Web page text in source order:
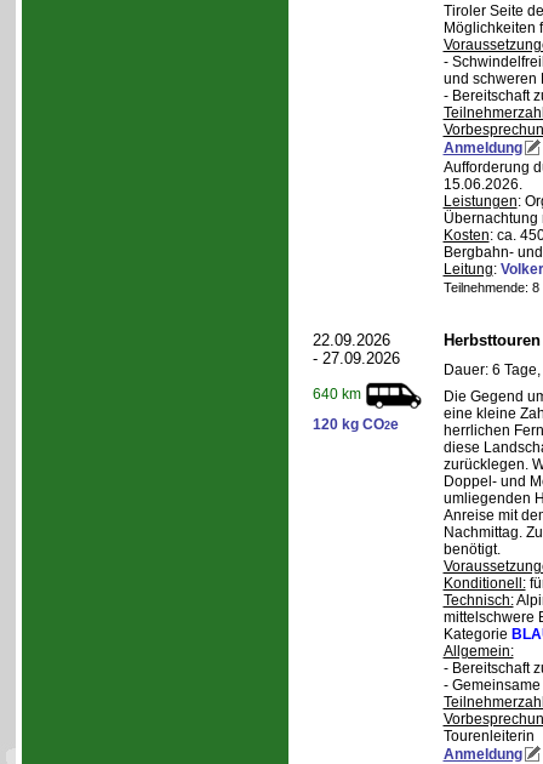
Tiroler Seite
Möglichkeiten
-
und schweren
- Bereitschaft
Anmeldung
Aufforderung
15.06.2026.
Leistungen:
Übernachtung
Kosten: ca.
Bergbahn-
Leitung:
Teilnehmende:
22.09.2026
- 27.09.2026
640 km
120 kg CO2e
Dauer: 6
Die Gegend
eine kleine
herrlichen
diese
zurücklegen.
Doppel- und
umliegenden
Anreise mit
Nachmittag.
benötigt.
Konditionell:
Technisch:
mittelschwere
Kategorie
Allgemein:
- Bereitschaft
- Gemeinsame
Tourenleiterin
Anmeldung